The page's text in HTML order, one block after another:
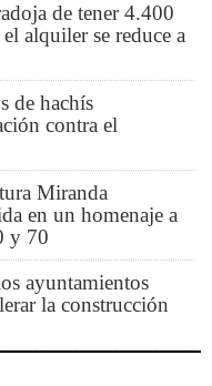
de tener 4.400
alquiler se reduce a
de hachís
contra el
Miranda
en un homenaje a
y 70
ayuntamientos
la construcción